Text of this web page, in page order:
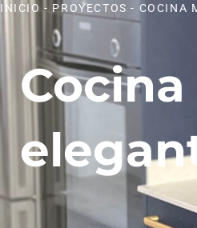
INICIO - PROYECTOS - COCINA